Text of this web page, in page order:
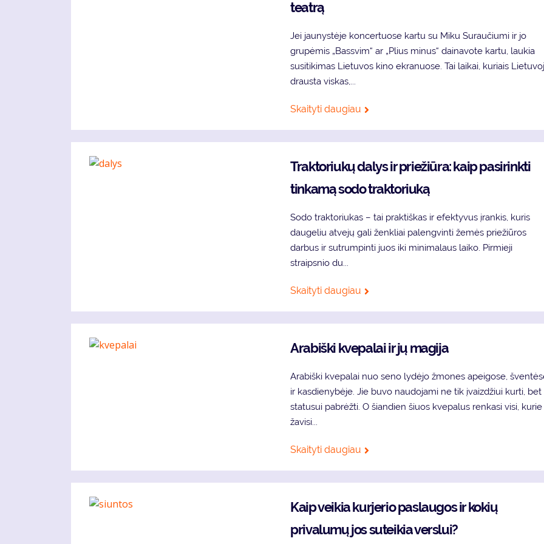
teatrą
Jei jaunystėje koncertuose kartu su Miku Suraučiumi ir jo
grupėmis „Bassvim“ ar „Plius minus“ dainavote kartu, laukia
susitikimas Lietuvos kino ekranuose. Tai laikai, kuriais
drausta viskas,...
Skaityti daugiau
Traktoriukų dalys ir priežiūra: kaip pasirinkti
tinkamą sodo traktoriuką
Sodo traktoriukas – tai praktiškas ir efektyvus įrankis, kuris
daugeliu atvejų gali ženkliai palengvinti žemės priežiūros
darbus ir sutrumpinti juos iki minimalaus laiko. Pirmieji
straipsnio du...
Skaityti daugiau
Arabiški kvepalai ir jų magija
Arabiški kvepalai nuo seno lydėjo žmones apeigose,
ir kasdienybėje. Jie buvo naudojami ne tik įvaizdžiui kurti, bet
statusui pabrėžti. O šiandien šiuos kvepalus renkasi visi, kurie
žavisi...
Skaityti daugiau
Kaip veikia kurjerio paslaugos ir kokių
privalumų jos suteikia verslui?